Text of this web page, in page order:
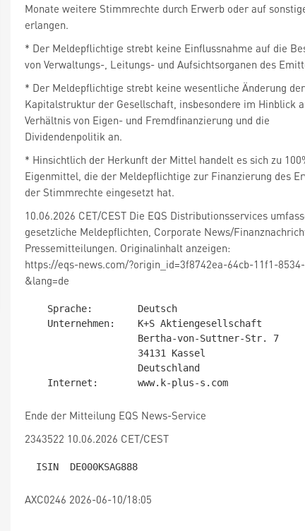
Monate weitere Stimmrechte durch Erwerb oder auf
erlangen.
* Der Meldepflichtige strebt keine Einflussnahme auf die
von Verwaltungs-, Leitungs- und Aufsichtsorganen des
* Der Meldepflichtige strebt keine wesentliche Änderung der
Kapitalstruktur der Gesellschaft, insbesondere im Hinblick
Verhältnis von Eigen- und Fremdfinanzierung und die
Dividendenpolitik an.
* Hinsichtlich der Herkunft der Mittel handelt es sich zu
Eigenmittel, die der Meldepflichtige zur Finanzierung des
der Stimmrechte eingesetzt hat.
10.06.2026 CET/CEST Die EQS Distributionsservices
gesetzliche Meldepflichten, Corporate News/
Pressemitteilungen. Originalinhalt anzeigen:
https://eqs-news.com/?origin_id=3f8742ea-64cb-11f1-
&lang=de
Ende der Mitteilung EQS News-Service
2343522 10.06.2026 CET/CEST
AXC0246 2026-06-10/18:05